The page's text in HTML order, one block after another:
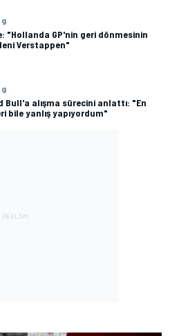
g
"Hollanda GP'nin geri dönmesinin
Verstappen"
g
Bull'a alışma sürecini anlattı: "En
bile yanlış yapıyordum"